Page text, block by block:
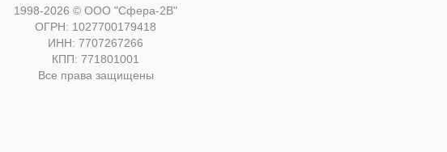
1998-2026 © ООО "Сфера-2В"
ОГРН: 1027700179418
ИНН: 7707267266
КПП: 771801001
Все права защищены